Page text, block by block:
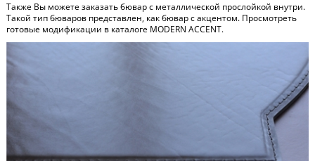
Также Вы можете заказать бювар с металлической прослойкой внутри.
Такой тип бюваров представлен, как бювар с акцентом. Просмотреть
готовые модификации в каталоге MODERN ACCENT.